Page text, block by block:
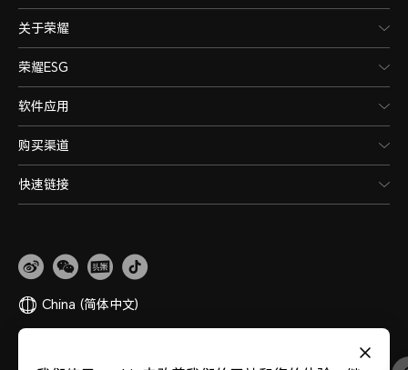
关于荣耀
荣耀ESG
软件应用
购买渠道
快速链接
China (简体中文)